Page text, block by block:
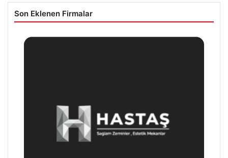
Son Eklenen Firmalar